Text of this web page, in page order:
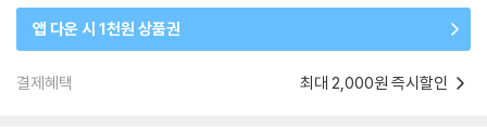
앱 다운 시 1천원 상품권
결제혜택 최대 2,000원 즉시할인